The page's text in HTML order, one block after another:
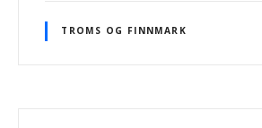
TROMS OG FINNMARK